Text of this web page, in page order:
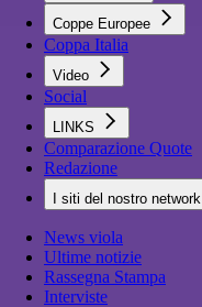
Coppe Europee
Coppa Italia
Video
Social
LINKS
Comparazione Quote
Redazione
I siti del nostro network
News viola
Ultime notizie
Rassegna Stampa
Interviste